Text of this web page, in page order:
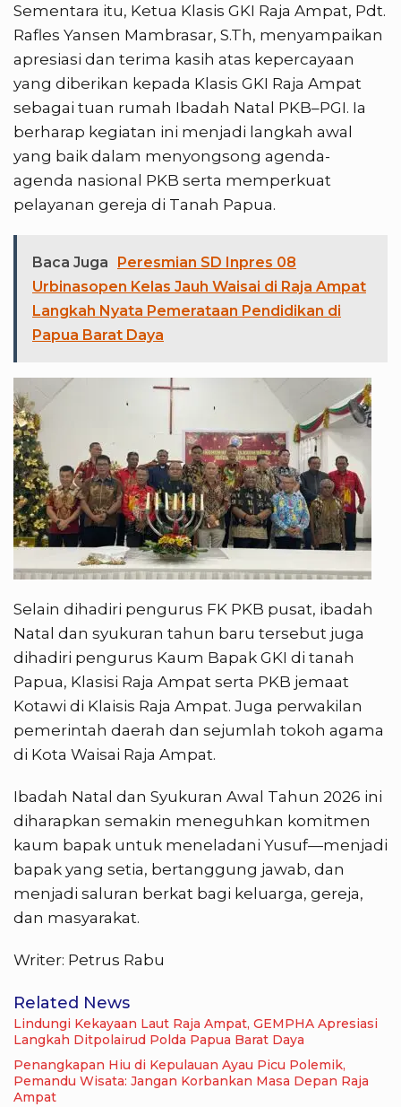
Sementara itu, Ketua Klasis GKI Raja Ampat, Pdt.
Rafles Yansen Mambrasar, S.Th, menyampaikan
apresiasi dan terima kasih atas kepercayaan
yang diberikan kepada Klasis GKI Raja Ampat
sebagai tuan rumah Ibadah Natal PKB–PGI. Ia
berharap kegiatan ini menjadi langkah awal
yang baik dalam menyongsong agenda-
agenda nasional PKB serta memperkuat
pelayanan gereja di Tanah Papua.
Baca Juga
Peresmian SD Inpres 08
Urbinasopen Kelas Jauh Waisai di Raja Ampat
Langkah Nyata Pemerataan Pendidikan di
Papua Barat Daya
Selain dihadiri pengurus FK PKB pusat, ibadah
Natal dan syukuran tahun baru tersebut juga
dihadiri pengurus Kaum Bapak GKI di tanah
Papua, Klasisi Raja Ampat serta PKB jemaat
Kotawi di Klaisis Raja Ampat. Juga perwakilan
pemerintah daerah dan sejumlah tokoh agama
di Kota Waisai Raja Ampat.
Ibadah Natal dan Syukuran Awal Tahun 2026 ini
diharapkan semakin meneguhkan komitmen
kaum bapak untuk meneladani Yusuf—menjadi
bapak yang setia, bertanggung jawab, dan
menjadi saluran berkat bagi keluarga, gereja,
dan masyarakat.
Writer: Petrus Rabu
Related News
Lindungi Kekayaan Laut Raja Ampat, GEMPHA Apresiasi
Langkah Ditpolairud Polda Papua Barat Daya
Penangkapan Hiu di Kepulauan Ayau Picu Polemik,
Pemandu Wisata: Jangan Korbankan Masa Depan Raja
Ampat